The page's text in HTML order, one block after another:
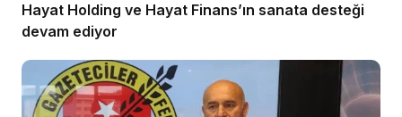
Hayat Holding ve Hayat Finans’ın sanata desteği
devam ediyor